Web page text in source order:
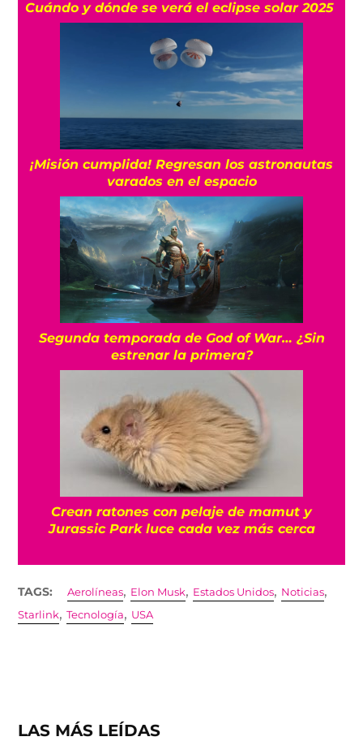
Cuándo y dónde se verá el eclipse solar 2025
¡Misión cumplida! Regresan los astronautas
varados en el espacio
Segunda temporada de God of War… ¿Sin
estrenar la primera?
Crean ratones con pelaje de mamut y
Jurassic Park luce cada vez más cerca
TAGS: Aerolíneas, Elon Musk, Estados Unidos, Noticias,
Starlink,Tecnología, USA
LAS MÁS LEÍDAS